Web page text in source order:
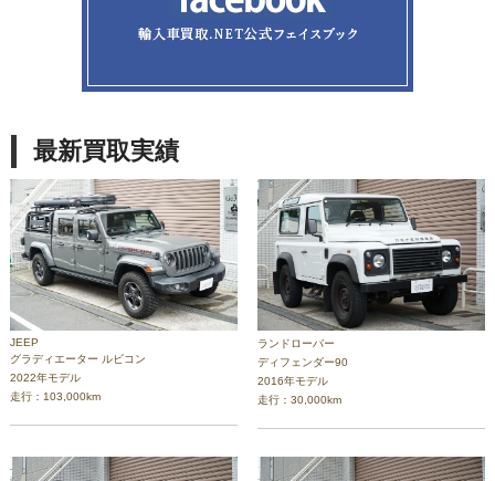
最新買取実績
JEEP
グラディエーター ルビコン
2022年モデル
走行：103,000km
ランドローバー
ディフェンダー90
2016年モデル
走行：30,000km